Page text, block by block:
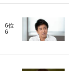
6位
6